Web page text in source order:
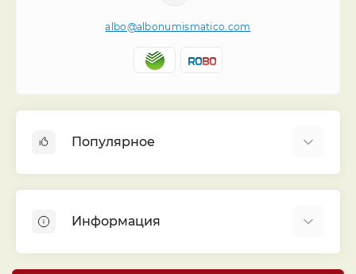
albo@albonumismatico.com
Популярное
Монеты
Банкноты
Информация